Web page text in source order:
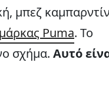
μπεζ
Puma. Το
σχήμα. Αυτό